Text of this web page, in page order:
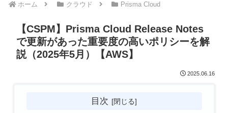
ホーム クラウド Prisma Cloud
【CSPM】Prisma Cloud Release Notes
で更新があった重要度の高いポリシーを解
説（2025年5月）【AWS】
2025.06.16
目次